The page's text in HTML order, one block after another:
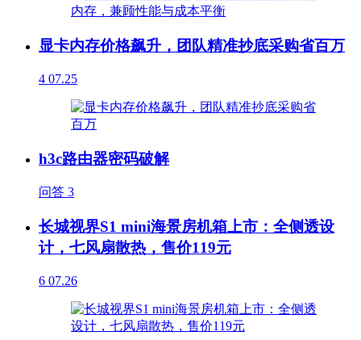
显卡内存价格飙升，团队精准抄底采购省百万
4 07.25
h3c路由器密码破解
问答 3
长城视界S1 mini海景房机箱上市：全侧透设
计，七风扇散热，售价119元
6 07.26